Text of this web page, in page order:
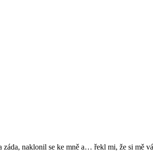
naklonil se ke mně a… řekl mi, že si mě